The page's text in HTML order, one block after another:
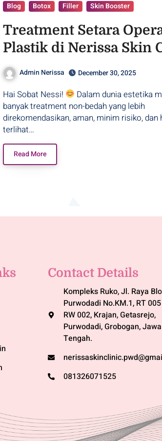
Blog Botox Filler Skin Booster
Treatment Setara
Plastik di Nerissa Skin
Purwodadi!
Admin Nerissa December 30, 2025
Hai Sobat Nessi!
Dalam dunia estetika
banyak treatment non-bedah yang lebih
direkomendasikan, aman, minim risiko, dan
terlihat…
Read More
Contact Details
Kompleks Ruko, Jl. Raya
Purwodadi No.KM.1, RT
RW 002, Krajan, Getasrejo,
Purwodadi, Grobogan, Jawa
Tengah.
081326071525